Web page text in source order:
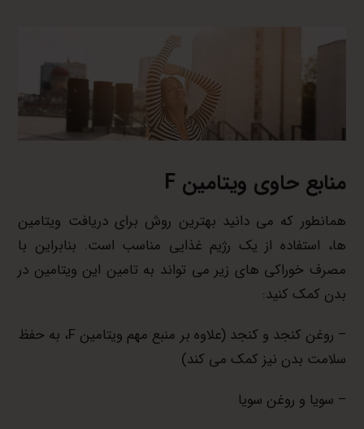
منابع حاوی ویتامینF
همانطور که می دانید بهترین روش برای دریافت ویتامین
ها، استفاده از یک رژیم غذایی مناسب است. بنابراین با
مصرف خوراکی های زیر می تواند به تامین این ویتامین در
بدن کمک کنید:
– روغن کنجد و کنجد (علاوه بر منبع مهم ویتامین F، به حفظ
سلامت بدن نیز کمک می کند)
– سویا و روغن سویا